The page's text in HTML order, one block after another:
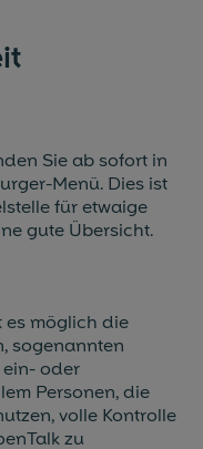
Sie ab sofort in
Menü. Dies ist
für etwaige
gute Übersicht.
es möglich die
sogenannten
ein- oder
Personen, die
volle Kontrolle
zu